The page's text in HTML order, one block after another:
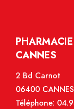
CANNES
2 Bd Carnot
06400 CANNES
Téléphone: